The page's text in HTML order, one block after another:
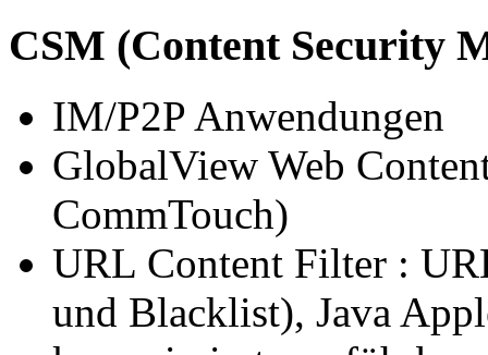
CSM (Content Security
IM/P2P Anwendungen
GlobalView Web
CommTouch)
URL Content Filter :
und Blacklist), Java